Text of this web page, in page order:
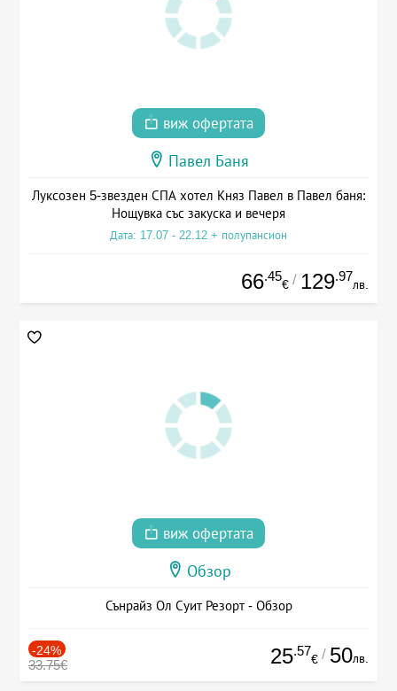
виж офертата
Павел Баня
Луксозен 5-звезден СПА хотел Княз Павел в Павел баня:
Нощувка със закуска и вечеря
Дата: 17.07 - 22.12 + полупансион
66.45
€ / 129.97
лв.
виж офертата
Обзор
Сънрайз Ол Суит Резорт - Обзор
-24%
33.75€ 25.57
€ / 50лв.